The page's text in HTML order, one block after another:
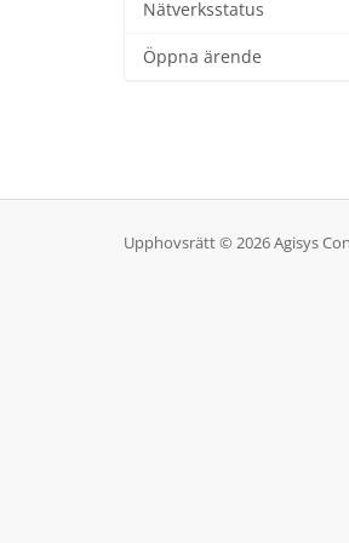
Nätverksstatus
Öppna ärende
Upphovsrätt © 2026 Agisys